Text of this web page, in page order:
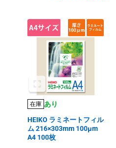
在庫 あり
HEIKO ラミネートフィル
ム 216×303mm 100μm
A4 100枚